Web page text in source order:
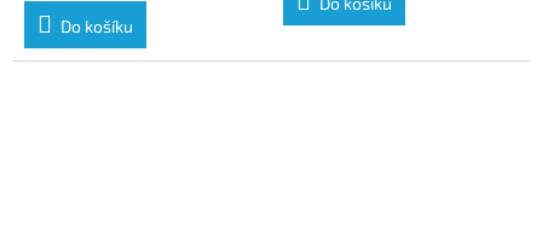
Do košíku